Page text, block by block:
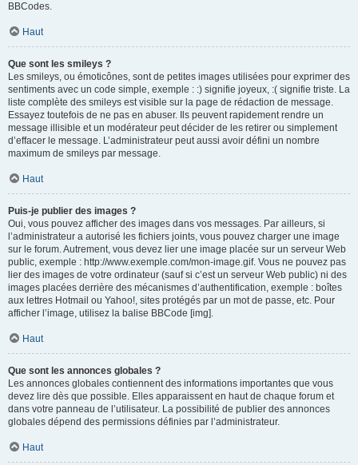
BBCodes.
Haut
Que sont les smileys ?
Les smileys, ou émoticônes, sont de petites images utilisées pour exprimer des
sentiments avec un code simple, exemple : :) signifie joyeux, :( signifie triste. La
liste complète des smileys est visible sur la page de rédaction de message.
Essayez toutefois de ne pas en abuser. Ils peuvent rapidement rendre un
message illisible et un modérateur peut décider de les retirer ou simplement
d’effacer le message. L’administrateur peut aussi avoir défini un nombre
maximum de smileys par message.
Haut
Puis-je publier des images ?
Oui, vous pouvez afficher des images dans vos messages. Par ailleurs, si
l’administrateur a autorisé les fichiers joints, vous pouvez charger une image
sur le forum. Autrement, vous devez lier une image placée sur un serveur Web
public, exemple : http://www.exemple.com/mon-image.gif. Vous ne pouvez pas
lier des images de votre ordinateur (sauf si c’est un serveur Web public) ni des
images placées derrière des mécanismes d’authentification, exemple : boîtes
aux lettres Hotmail ou Yahoo!, sites protégés par un mot de passe, etc. Pour
afficher l’image, utilisez la balise BBCode [img].
Haut
Que sont les annonces globales ?
Les annonces globales contiennent des informations importantes que vous
devez lire dès que possible. Elles apparaissent en haut de chaque forum et
dans votre panneau de l’utilisateur. La possibilité de publier des annonces
globales dépend des permissions définies par l’administrateur.
Haut